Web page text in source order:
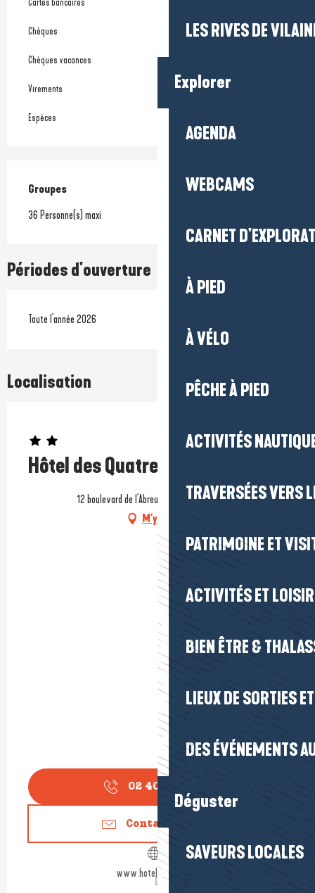
LES RIVES DE
Explorer
AGENDA
WEBCAMS
CARNET
À PIED
À VÉLO
PÊCHE À PIED
ACTIVITÉS
TRAVERSÉES VERS
PATRIMOINE ET
ACTIVITÉS ET
BIEN ÊTRE &
LIEUX DE SORTIES
DES ÉVÉNEMENTS
Déguster
SAVEURS LOCALES
Chèques
Chèques vacances
Virements
Espèces
Groupes
Groupes
36 Personne(s) maxi
Périodes d'ouverture
Toute l'année 2026
Localisation
Hôtel des Quatre Saisons
Prestataire engagé dans une démarche environnementale
12 boulevard de l'Abreuvoir, 44350 Guérande
M'y rendre
02 40 19 68
Contactez-nous
www.hotelguerande.fr